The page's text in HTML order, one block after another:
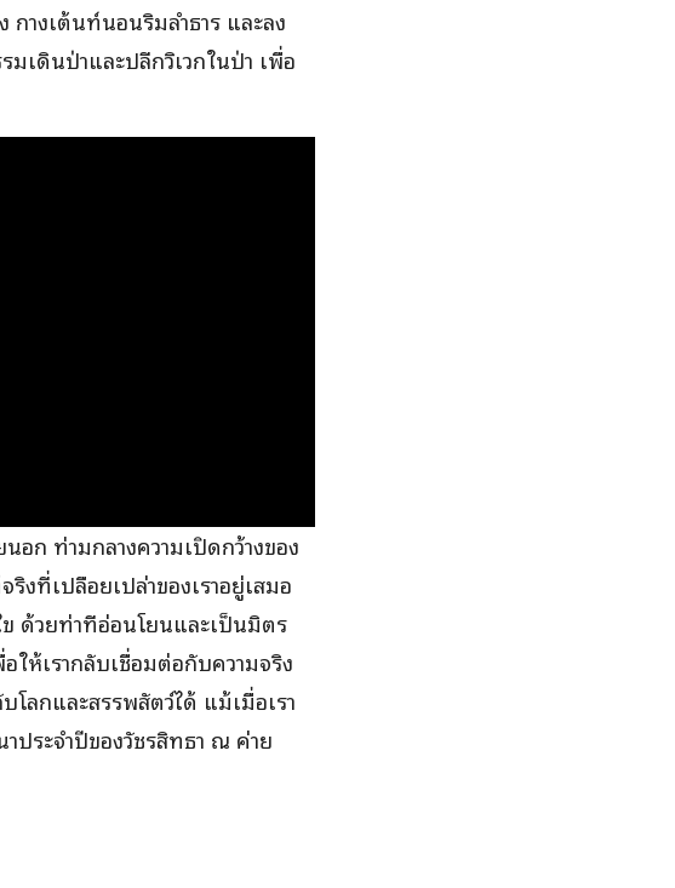
กางเต้นท์นอนริมลำธาร และลง
เดินป่าและปลีกวิเวกในป่า เพื่อ
อก ท่ามกลางความเปิดกว้างของ
งที่เปลือยเปล่าของเราอยู่เสมอ
ข ด้วยท่าทีอ่อนโยนและเป็นมิตร
ห้เรากลับเชื่อมต่อกับความจริง
ลกและสรรพสัตว์ได้ แม้เมื่อเรา
ประจำปีของวัชรสิทธา ณ ค่าย